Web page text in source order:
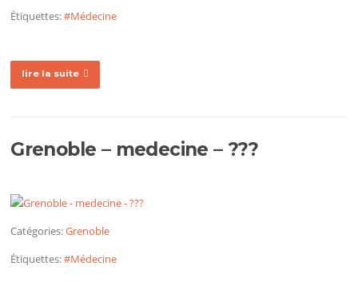
Étiquettes:#Médecine
lire la suite
Grenoble – medecine – ???
Catégories:Grenoble
Étiquettes:#Médecine